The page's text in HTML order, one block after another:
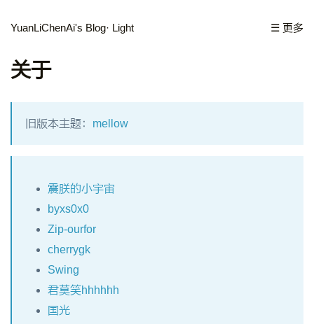
YuanLiChenAi's Blog· Light ☰ 更多
关于
旧版本主题： mellow
震朕的小宇宙
byxs0x0
Zip-ourfor
cherrygk
Swing
君莫笑hhhhhh
国光